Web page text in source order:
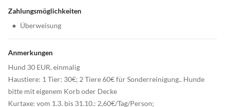
Zahlungsmöglichkeiten
• Überweisung
Anmerkungen
Hund 30 EUR, einmalig
Haustiere: 1 Tier: 30€; 2 Tiere 60€ für Sonderreinigung.. Hunde
bitte mit eigenem Korb oder Decke
Kurtaxe: vom 1.3. bis 31.10.: 2,60€/Tag/Person;